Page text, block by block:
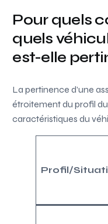
Pour quels
quels
est-elle
La pertinence d’une
étroitement du profil
caractéristiques du
Profil/